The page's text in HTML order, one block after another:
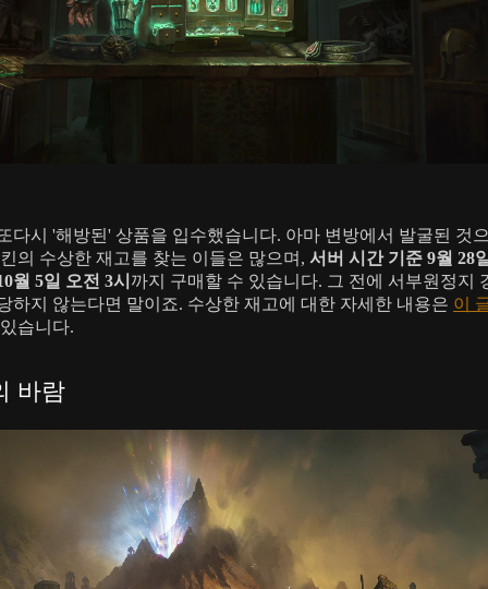
다시 '해방된' 상품을 입수했습니다. 아마 변방에서 발굴된 것
의 수상한 재고를 찾는 이들은 많으며, 서버 시간 기준 9월 28
월 5일 오전 3시 까지 구매할 수 있습니다. 그 전에 서부원정지
하지 않는다면 말이죠. 수상한 재고에 대한 자세한 내용은 이
습니다.
바람